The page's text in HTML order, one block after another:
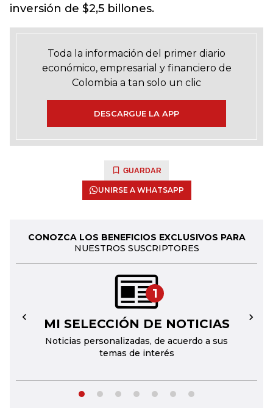
inversión de $2,5 billones.
Toda la información del primer diario
económico, empresarial y financiero de
Colombia a tan solo un clic
DESCARGUE LA APP
GUARDAR
UNIRSE A WHATSAPP
CONOZCA LOS BENEFICIOS EXCLUSIVOS PARA
NUESTROS SUSCRIPTORES
1
MI SELECCIÓN DE NOTICIAS
Noticias personalizadas, de acuerdo a sus
temas de interés
← →